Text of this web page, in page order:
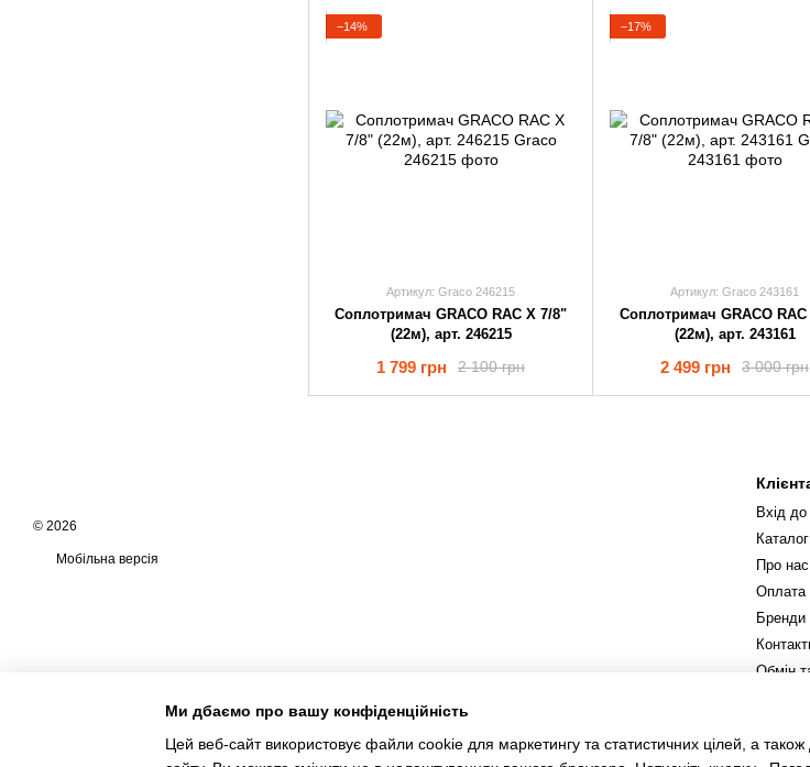
−14%
Артикул: Graco 246215
Соплотримач GRACO RAC X 7/8"
(22м), арт. 246215
2 100 грн
1 799 грн
−17%
Артикул: Graco 243161
Соплотримач GRACO RAC
(22м), арт. 243161
3 000 грн
2 499 грн
© 2026
Мобільна версія
Вхід до
Каталог
Про нас
Оплата
Бренди
Обмін
Ми дбаємо про вашу конфіденційність
Цей веб-сайт використовує файли cookie для маркетингу та статистичних цілей, а